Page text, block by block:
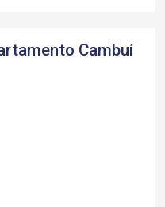
Cambuí